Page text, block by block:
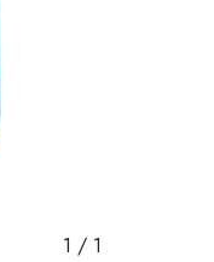
1 / 1